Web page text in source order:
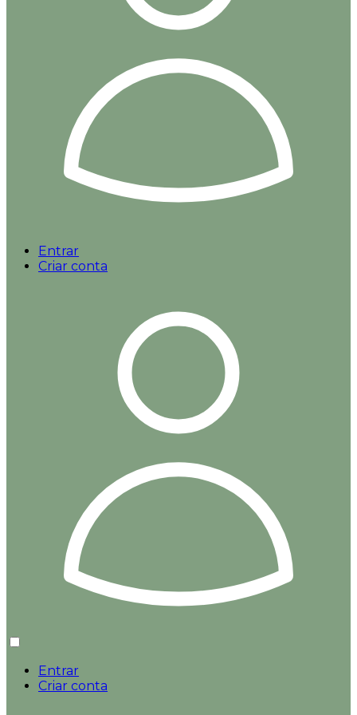
Entrar
Criar conta
Entrar
Criar conta